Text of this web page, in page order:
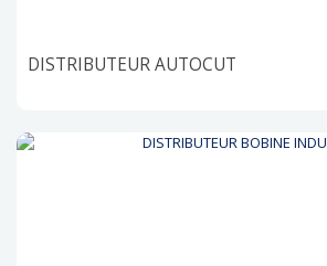
DISTRIBUTEUR AUTOCUT